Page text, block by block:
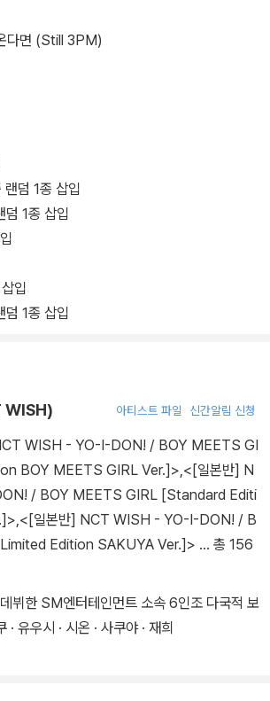
다면 (Still 3PM)
덤 1종 삽입
1종 삽입
입
1종 삽입
WISH) 아티스트 파일 신간알림 신청
WISH - YO-I-DON! / BOY MEETS GI
BOY MEETS GIRL Ver.]> <[일본반] N
/ BOY MEETS GIRL [Standard Editi
<[일본반] NCT WISH - YO-I-DON! / B
Edition SAKUYA Ver.]> … 총 156
뷔한 SM엔터테인먼트 소속 6인조 다국적 보
리쿠 · 유우시 · 시온 · 사쿠야 · 재희